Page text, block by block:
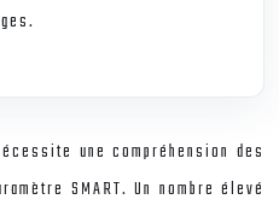
une compréhension des
SMART. Un nombre élevé